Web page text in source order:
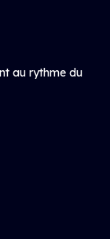
au rythme du